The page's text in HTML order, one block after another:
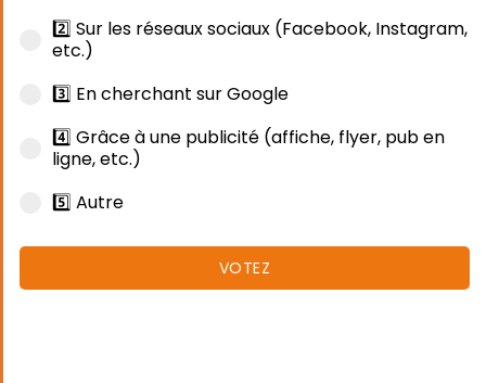
2️⃣ Sur les réseaux sociaux (Facebook, Instagram,
etc.)
3️⃣ En cherchant sur Google
4️⃣ Grâce à une publicité (affiche, flyer, pub en
ligne, etc.)
5️⃣ Autre
VOTEZ